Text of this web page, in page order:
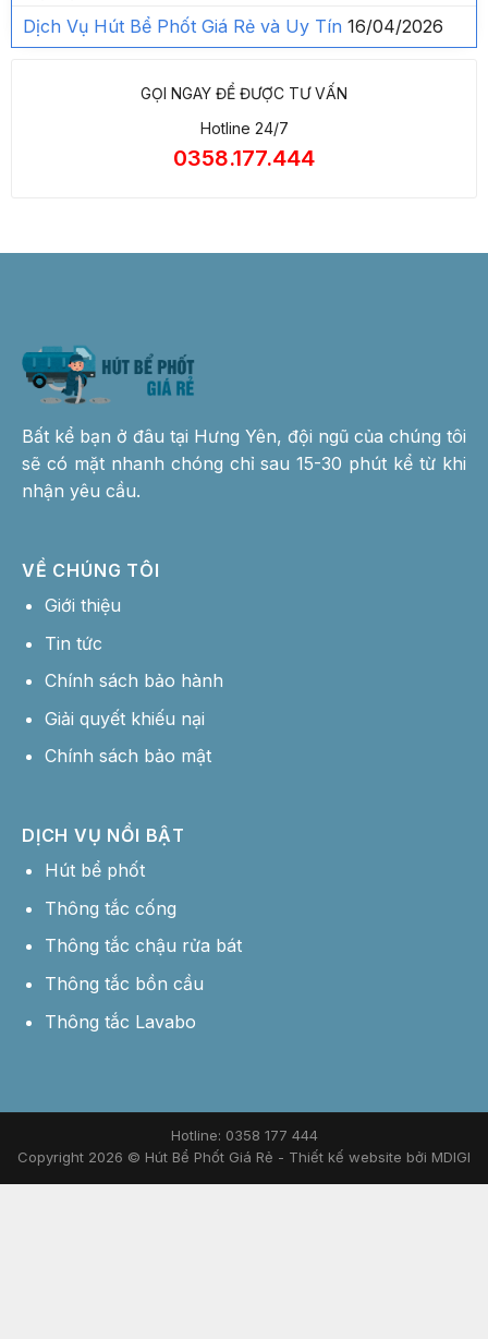
Dịch Vụ Hút Bể Phốt Giá Rẻ và Uy Tín 16/04/2026
GỌI NGAY ĐỂ ĐƯỢC TƯ VẤN
Hotline 24/7
0358.177.444
Bất kể bạn ở đâu tại Hưng Yên, đội ngũ của chúng tôi
sẽ có mặt nhanh chóng chỉ sau 15-30 phút kể từ khi
nhận yêu cầu.
VỀ CHÚNG TÔI
Giới thiệu
Tin tức
Chính sách bảo hành
Giải quyết khiếu nại
Chính sách bảo mật
DỊCH VỤ NỔI BẬT
Hút bể phốt
Thông tắc cống
Thông tắc chậu rửa bát
Thông tắc bồn cầu
Thông tắc Lavabo
Hotline: 0358 177 444
Copyright 2026 © Hút Bể Phốt Giá Rẻ - Thiết kế website bởi MDIGI